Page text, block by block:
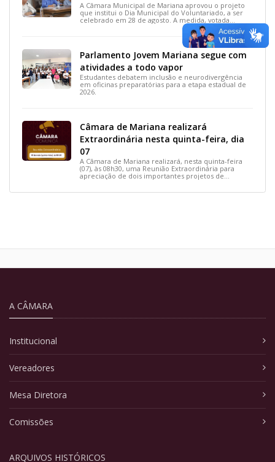
A Câmara Municipal de Mariana aprovou o projeto
que institui o Dia Municipal do Voluntariado, a ser
celebrado em 28 de agosto. A medida, votada
durante a 15ª Reunião Ordinária, busca reconhecer
ações solidárias e incentivar a participação social na
Parlamento Jovem Mariana segue com
atividades a todo vapor
Estudantes debatem inclusão e neurodivergência
em oficinas preparatórias para a etapa estadual de
2026.
Câmara de Mariana realizará
Extraordinária nesta quinta-feira, dia
07
A Câmara de Mariana realizará, nesta quinta-feira
(07), às 08h30, uma Reunião Extraordinária para
apreciação de dois importantes projetos de
interesse do município.
A CÂMARA
Institucional
Vereadores
Mesa Diretora
Comissões
ARQUIVOS HISTÓRICOS